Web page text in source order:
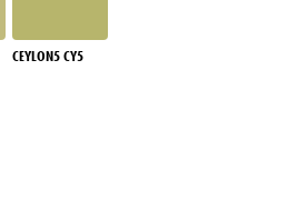
CEYLON5 CY5